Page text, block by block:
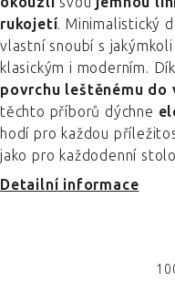
rukojetí. Minimalistický
vlastní snoubí s
klasickým i moderním.
povrchu leštěnému do
těchto příborů dýchne
hodí pro každou
jako pro každodenní
Detailní informace